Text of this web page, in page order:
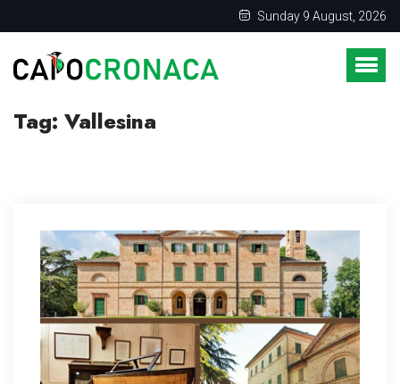
Sunday 9 August, 2026
Tag: Vallesina